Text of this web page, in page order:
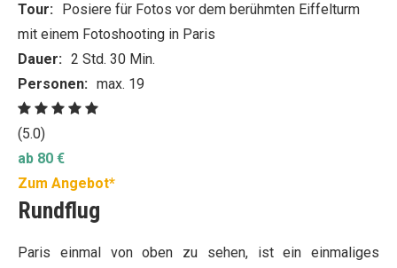
Tour: Posiere für Fotos vor dem berühmten Eiffelturm
mit einem Fotoshooting in Paris
Dauer: 2 Std. 30 Min.
Personen: max. 19
(5.0)
ab 80 €
Zum Angebot*
Rundflug
Paris einmal von oben zu sehen, ist ein einmaliges